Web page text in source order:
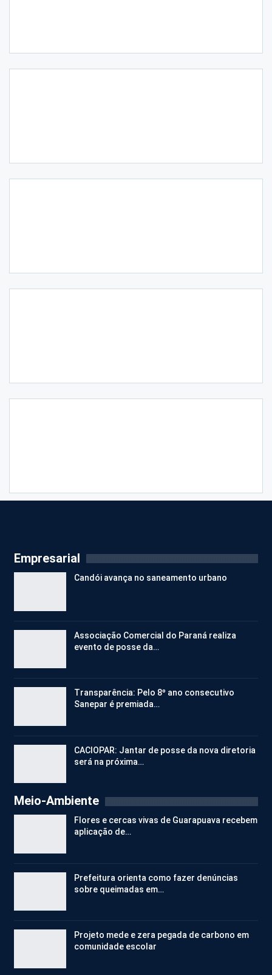
Empresarial
Candói avança no saneamento urbano
Associação Comercial do Paraná realiza
evento de posse da…
Transparência: Pelo 8º ano consecutivo
Sanepar é premiada…
CACIOPAR: Jantar de posse da nova diretoria
será na próxima…
Meio-Ambiente
Flores e cercas vivas de Guarapuava recebem
aplicação de…
Prefeitura orienta como fazer denúncias
sobre queimadas em…
Projeto mede e zera pegada de carbono em
comunidade escolar